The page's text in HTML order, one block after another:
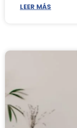
LEER MÁS